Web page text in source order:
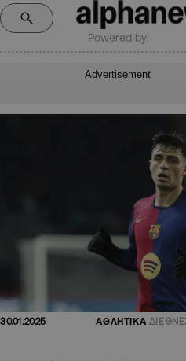
Powered by:
Advertisement
30.01.2025 ΑΘΛΗΤΙΚΑ